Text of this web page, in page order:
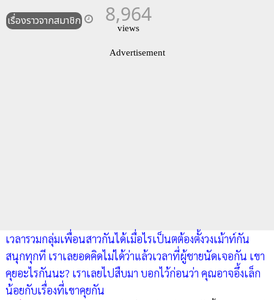
เรื่องราวจากสมาชิก 8,964
views
Advertisement
เวลารวมกลุ่มเพื่อนสาวกันได้เมื่อไรเป็นตต้องตั้งวงเม้าท์กัน
สนุกทุกที เราเลยอดคิดไม่ได้ว่าแล้วเวลาที่ผู้ชายนัดเจอกัน เขา
คุยอะไรกันนะ? เราเลยไปสืบมา บอกไว้ก่อนว่า คุณอาจอึ้งเล็ก
น้อยกับเรื่องที่เขาคุยกัน